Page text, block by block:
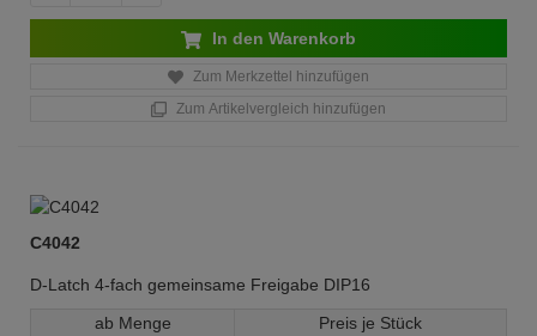
In den Warenkorb
Zum Merkzettel hinzufügen
Zum Artikelvergleich hinzufügen
C4042
D-Latch 4-fach gemeinsame Freigabe DIP16
ab Menge
Preis je Stück